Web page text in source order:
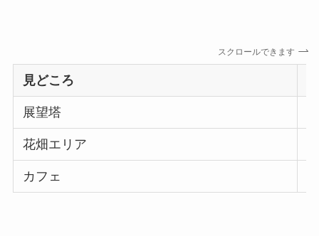
スクロールできます
見どころ
展望塔
花畑エリア
カフェ